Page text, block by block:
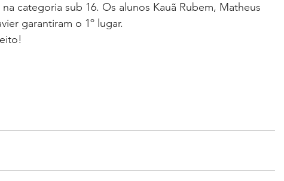
categoria sub 16. Os alunos Kauã Rubem, Matheus
garantiram o 1º lugar.